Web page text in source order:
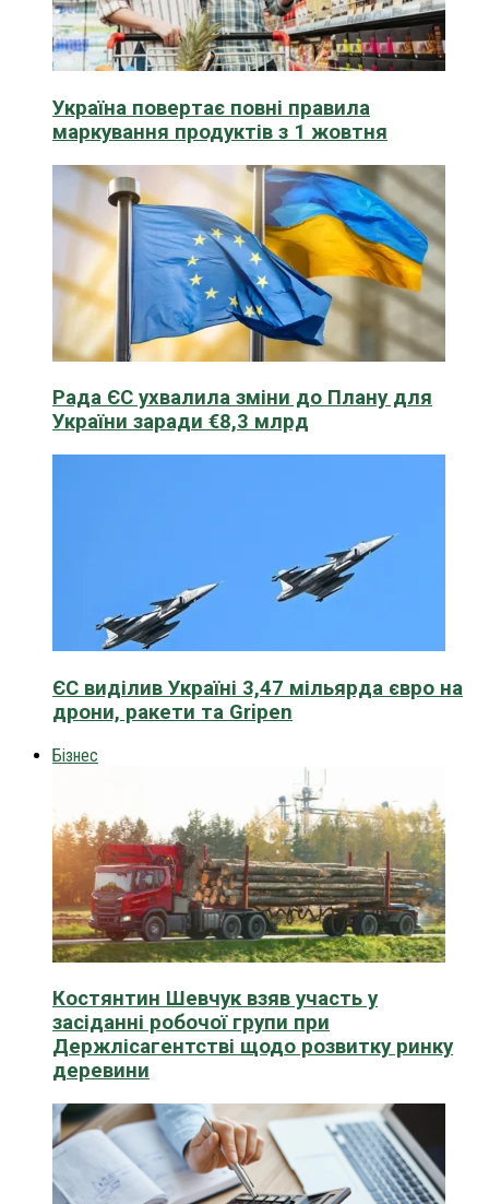
Україна повертає повні правила
маркування продуктів з 1 жовтня
Рада ЄС ухвалила зміни до Плану для
України заради €8,3 млрд
ЄС виділив Україні 3,47 мільярда євро на
дрони, ракети та Gripen
Бізнес
Костянтин Шевчук взяв участь у
засіданні робочої групи при
Держлісагентстві щодо розвитку ринку
деревини